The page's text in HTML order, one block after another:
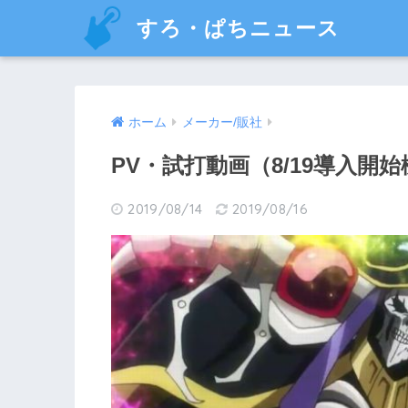
すろ・ぱちニュース
ホーム メーカー/販社
PV・試打動画（8/19導入開始
2019/08/14 2019/08/16